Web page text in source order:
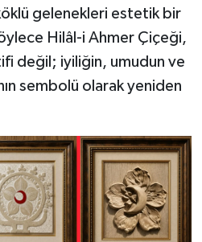
gelenekleri estetik bir
Hilâl-i Ahmer Çiçeği,
değil; iyiliğin, umudun ve
sembolü olarak yeniden